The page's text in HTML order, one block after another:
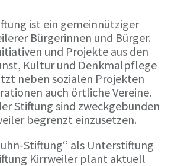
ist ein gemeinnütziger
Bürgerinnen und Bürger.
und Projekte aus den
Kultur und Denkmalpflege
neben sozialen Projekten
auch örtliche Vereine.
Stiftung sind zweckgebunden
begrenzt einzusetzen.
Stiftung“ als Unterstiftung
Kirrweiler plant aktuell